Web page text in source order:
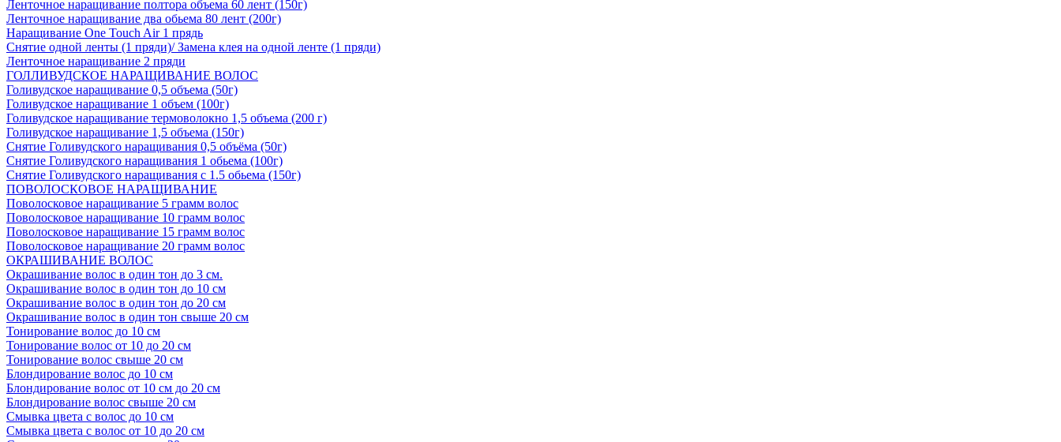
Ленточное наращивание полтора объема 60 лент (150г)
Ленточное наращивание два обьема 80 лент (200г)
Наращивание One Touch Air 1 прядь
Снятие одной ленты (1 пряди)/ Замена клея на одной ленте (1 пряди)
Ленточное наращивание 2 пряди
ГОЛЛИВУДСКОЕ НАРАЩИВАНИЕ ВОЛОС
Голивудское наращивание 0,5 объема (50г)
Голивудское наращивание 1 объем (100г)
Голивудское наращивание термоволокно 1,5 объема (200 г)
Голивудское наращивание 1,5 объема (150г)
Снятие Голивудского наращивания 0,5 объёма (50г)
Снятие Голивудского наращивания 1 обьема (100г)
Снятие Голивудского наращивания с 1.5 обьема (150г)
ПОВОЛОСКОВОЕ НАРАЩИВАНИЕ
Поволосковое наращивание 5 грамм волос
Поволосковое наращивание 10 грамм волос
Поволосковое наращивание 15 грамм волос
Поволосковое наращивание 20 грамм волос
ОКРАШИВАНИЕ ВОЛОС
Окрашивание волос в один тон до 3 см.
Окрашивание волос в один тон до 10 см
Окрашивание волос в один тон до 20 см
Окрашивание волос в один тон свыше 20 см
Тонирование волос до 10 см
Тонирование волос от 10 до 20 см
Тонирование волос свыше 20 см
Блондирование волос до 10 см
Блондирование волос от 10 см до 20 см
Блондирование волос свыше 20 см
Смывка цвета с волос до 10 см
Смывка цвета с волос от 10 до 20 см